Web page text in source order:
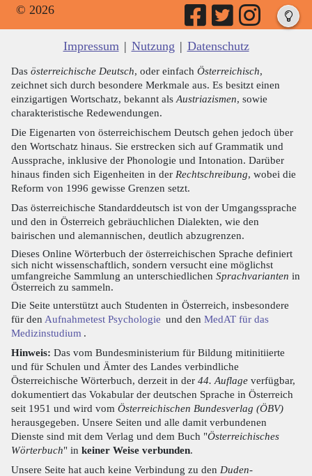
© 2026
Impressum | Nutzung | Datenschutz
Das österreichische Deutsch, oder einfach Österreichisch,
zeichnet sich durch besondere Merkmale aus. Es besitzt einen
einzigartigen Wortschatz, bekannt als Austriazismen, sowie
charakteristische Redewendungen.
Die Eigenarten von österreichischem Deutsch gehen jedoch über
den Wortschatz hinaus. Sie erstrecken sich auf Grammatik und
Aussprache, inklusive der Phonologie und Intonation. Darüber
hinaus finden sich Eigenheiten in der Rechtschreibung, wobei die
Reform von 1996 gewisse Grenzen setzt.
Das österreichische Standarddeutsch ist von der Umgangssprache
und den in Österreich gebräuchlichen Dialekten, wie den
bairischen und alemannischen, deutlich abzugrenzen.
Dieses Online Wörterbuch der österreichischen Sprache definiert
sich nicht wissenschaftlich, sondern versucht eine möglichst
umfangreiche Sammlung an unterschiedlichen Sprachvarianten in
Österreich zu sammeln.
Die Seite unterstützt auch Studenten in Österreich, insbesondere
für den Aufnahmetest Psychologie und den MedAT für das
Medizinstudium .
Hinweis: Das vom Bundesministerium für Bildung mitinitiierte
und für Schulen und Ämter des Landes verbindliche
Österreichische Wörterbuch, derzeit in der 44. Auflage verfügbar,
dokumentiert das Vokabular der deutschen Sprache in Österreich
seit 1951 und wird vom Österreichischen Bundesverlag (ÖBV)
herausgegeben. Unsere Seiten und alle damit verbundenen
Dienste sind mit dem Verlag und dem Buch "Österreichisches
Wörterbuch" in keiner Weise verbunden.
Unsere Seite hat auch keine Verbindung zu den Duden-